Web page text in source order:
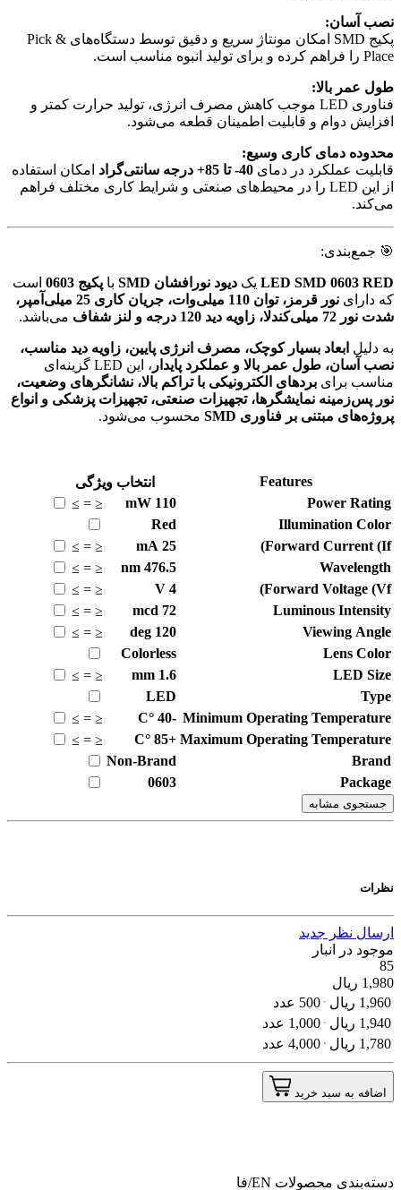
نصب آسان:
پکیج SMD امکان مونتاژ سریع و دقیق توسط دستگاه‌های Pick &
Place را فراهم کرده و برای تولید انبوه مناسب است.
طول عمر بالا:
فناوری LED موجب کاهش مصرف انرژی، تولید حرارت کمتر و
افزایش دوام و قابلیت اطمینان قطعه می‌شود.
محدوده دمای کاری وسیع:
قابلیت عملکرد در دمای 40- تا 85+ درجه سانتی‌گراد
امکان استفاده
از این LED را در محیط‌های صنعتی و شرایط کاری مختلف فراهم
می‌کند.
🎯 جمع‌بندی:
LED SMD 0603 RED یک دیود نورافشان SMD با پکیج 0603
است
که دارای
نور قرمز، توان 110 میلی‌وات، جریان کاری 25 میلی‌آمپر،
شدت نور 72 میلی‌کندلا، زاویه دید 120 درجه و لنز شفاف
می‌باشد.
به دلیل ابعاد بسیار کوچک، مصرف انرژی پایین، زاویه دید مناسب،
نصب آسان، طول عمر بالا و عملکرد پایدار
، این LED گزینه‌ای
مناسب برای بردهای الکترونیکی با تراکم بالا، نشانگرهای وضعیت،
نور پس‌زمینه نمایشگرها، تجهیزات صنعتی، تجهیزات پزشکی و انواع
پروژه‌های مبتنی بر فناوری SMD
محسوب می‌شود.
Features
انتخاب ویژگی
Power Rating
110
mW
≤
=
≥
Illumination Color
Red
Forward Current (If)
25
mA
≤
=
≥
Wavelength
476.5
nm
≤
=
≥
Forward Voltage (Vf)
4
V
≤
=
≥
Luminous Intensity
72
mcd
≤
=
≥
Viewing Angle
120
deg
≤
=
≥
Lens Color
Colorless
LED Size
1.6
mm
≤
=
≥
Type
LED
Minimum Operating Temperature
-40
°C
≤
=
≥
Maximum Operating Temperature
+85
°C
≤
=
≥
Brand
Non-Brand
Package
0603
جستجوی مشابه
نظرات
ارسال نظر جدید
موجود در انبار
85
1,980 ریال
1,960 ریال
500 عدد
1,940 ریال
1,000 عدد
1,780 ریال 4,000 عدد
اضافه به سبد خرید
دسته‌بندی محصولات EN/فا